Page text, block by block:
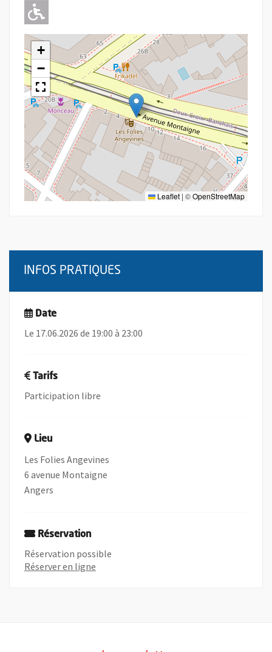
Adapté pour l'handicap Moteur
+
−
Leaflet | ©OpenStreetMap
INFOS PRATIQUES
Date
Le 17.06.2026 de 19:00 à 23:00
Tarifs
Participation libre
Lieu
Les Folies Angevines
6 avenue Montaigne
Angers
Réservation
Réservation possible
Réserver en ligne